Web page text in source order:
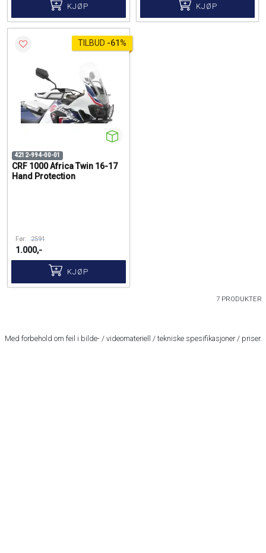
KJØP KJØP
TILBUD -61%
4212-994-00-01
CRF 1000 Africa Twin 16-17
Hand Protection
Før: 2591
1.000,-
KJØP
7 PRODUKTER
Med forbehold om feil i bilde- / videomateriell / tekniske spesifikasjoner / priser.